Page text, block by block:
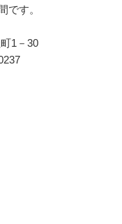
です。
1－30